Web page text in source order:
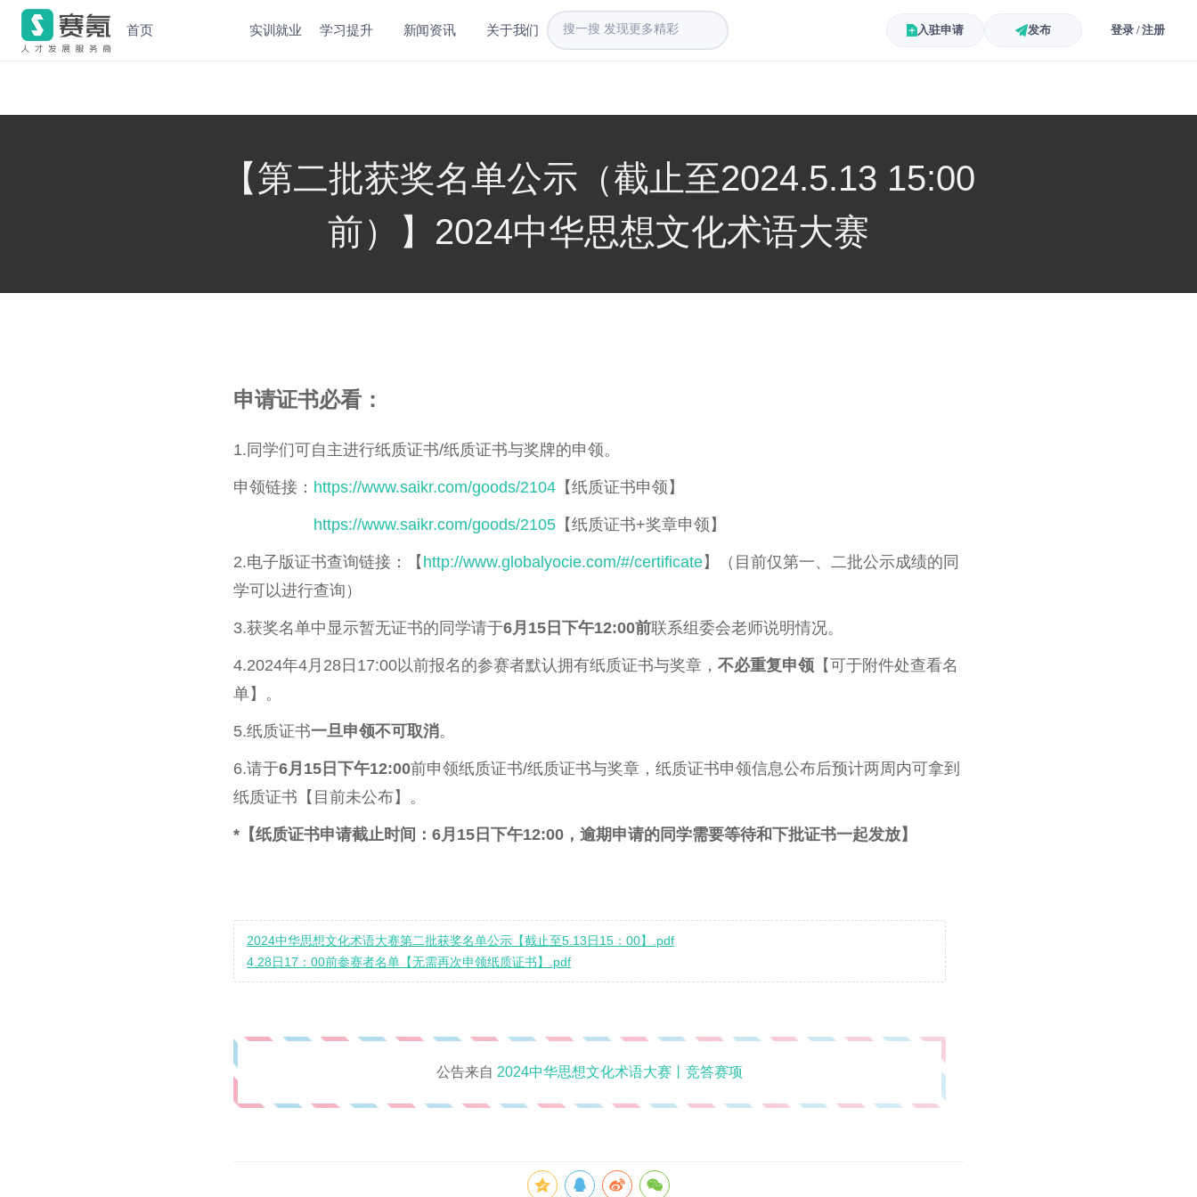
首页 实训就业 学习提升 新闻资讯 关于我们 入驻申请 发布 登录 / 注册
【第二批获奖名单公示（截止至2024.5.13 15:00
前）】2024中华思想文化术语大赛
申请证书必看：
1.同学们可自主进行纸质证书/纸质证书与奖牌的申领。
申领链接： https://www.saikr.com/goods/2104 【纸质证书申领】
https://www.saikr.com/goods/2105 【纸质证书+奖章申领】
2.电子版证书查询链接：【 http://www.globalyocie.com/#/certificate】（目前仅第一、二批公示成绩的同
学可以进行查询）
3.获奖名单中显示暂无证书的同学请于6月15日下午12:00前联系组委会老师说明情况。
4.2024年4月28日17:00以前报名的参赛者默认拥有纸质证书与奖章， 不必重复申领 【可于附件处查看名
单】。
5.纸质证书一旦申领不可取消。
6.请于6月15日下午12:00前申领纸质证书/纸质证书与奖章，纸质证书申领信息公布后预计两周内可拿到
纸质证书【目前未公布】。
*【纸质证书申请截止时间：6月15日下午12:00，逾期申请的同学需要等待和下批证书一起发放】
2024中华思想文化术语大赛第二批获奖名单公示【截止至5.13日15：00】.pdf
4.28日17：00前参赛者名单【无需再次申领纸质证书】.pdf
公告来自 2024中华思想文化术语大赛丨竞答赛项